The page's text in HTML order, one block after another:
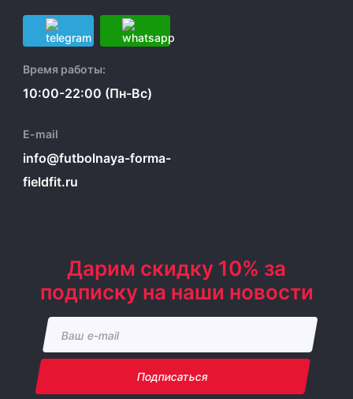
Время работы:
10:00-22:00 (Пн-Вс)
E-mail
info@futbolnaya-forma-
fieldfit.ru
Дарим скидку 10% за
подписку на наши новости
Подписаться